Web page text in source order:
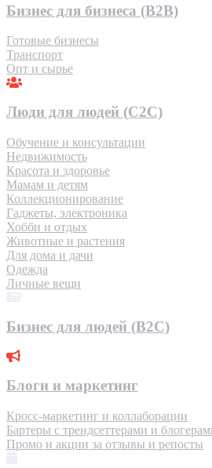
Бизнес для бизнеса (B2B)
Готовые бизнесы
Транспорт
Опт и сырье
Люди для людей (С2С)
Обучение и консультации
Недвижимость
Красота и здоровье
Мамам и детям
Коллекционирование
Гаджеты, электроника
Хобби и отдых
Животные и растения
Для дома и дачи
Одежда
Личные вещи
Бизнес для людей (B2C)
Блоги и маркетинг
Кросс-маркетинг и коллаборации
Бартеры с трендсеттерами и
Промо и акции за отзывы и репосты